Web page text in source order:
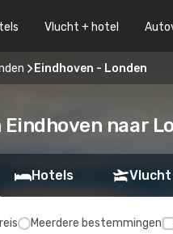
Vlucht + hotel
Eindhoven - Londen
naar
Hotels
Meerdere bestemmingen